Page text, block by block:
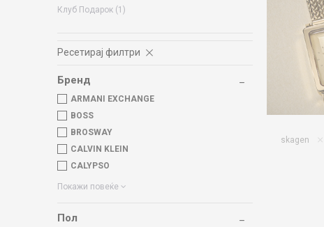
Клуб Подарок (1)
Ресетирај филтри
Бренд
ARMANI EXCHANGE
BOSS
BROSWAY
CALVIN KLEIN
CALYPSO
Покажи повеќе
Пол
skagen